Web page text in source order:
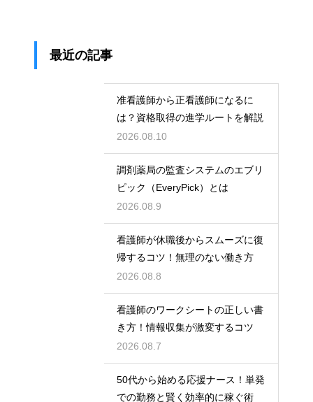
最近の記事
准看護師から正看護師になるに
は？資格取得の進学ルートを解説
2026.08.10
調剤薬局の監査システムのエブリ
ピック（EveryPick）とは
2026.08.9
看護師が休職後からスムーズに復
帰するコツ！無理のない働き方
2026.08.8
看護師のワークシートの正しい書
き方！情報収集が激変するコツ
2026.08.7
50代から始める応援ナース！単発
での勤務と賢く効率的に稼ぐ術